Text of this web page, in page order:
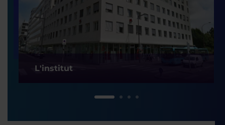
L'institut